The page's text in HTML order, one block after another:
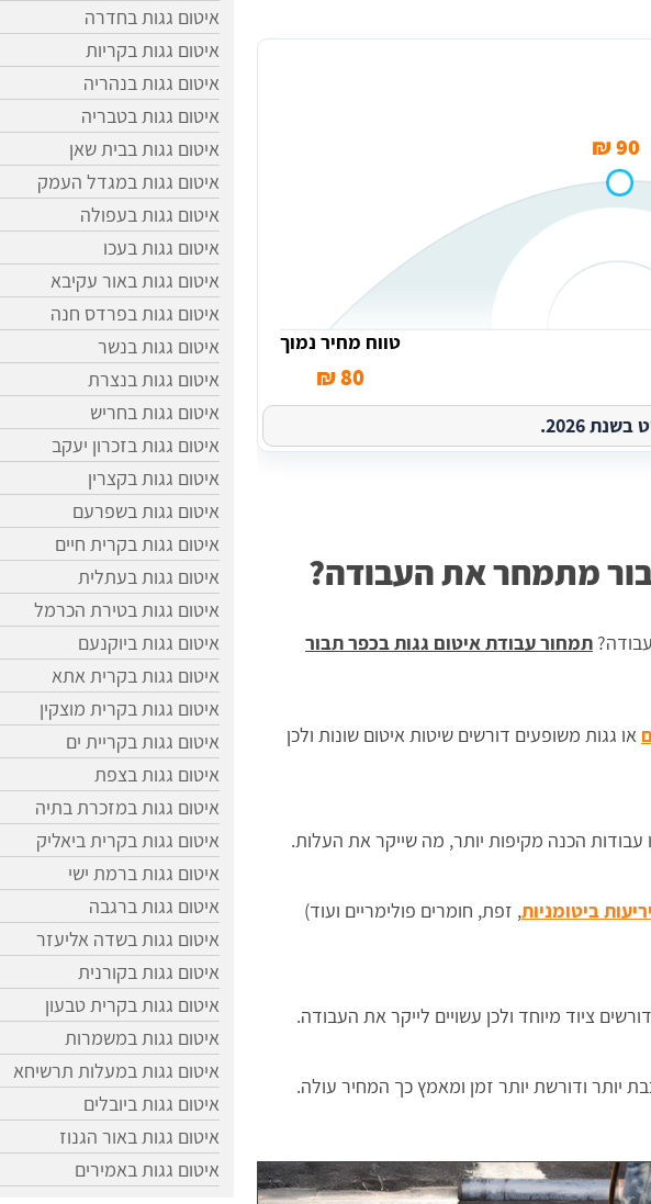
90 ₪
טווח מחיר נמוך
80 ₪
2026.
מתמחר את העבודה?
תמחור עבודת איטום גגות בכפר תבור
או גגות משופעים דורשים שיטות איטום שונות ולכן
עבודות הכנה מקיפות יותר, מה שייקר את העלות.
יריעות ביטומניות, זפת, חומרים פולימריים ועוד)
ציוד מיוחד ולכן עשויים לייקר את העבודה.
יותר ודורשת יותר זמן ומאמץ כך המחיר עולה.
איטום גגות בחדרה
איטום גגות בקריות
איטום גגות בנהריה
איטום גגות בטבריה
איטום גגות בבית שאן
איטום גגות במגדל העמק
איטום גגות בעפולה
איטום גגות בעכו
איטום גגות באור עקיבא
איטום גגות בפרדס חנה
איטום גגות בנשר
איטום גגות בנצרת
איטום גגות בחריש
איטום גגות בזכרון יעקב
איטום גגות בקצרין
איטום גגות בשפרעם
איטום גגות בקרית חיים
איטום גגות בעתלית
איטום גגות בטירת הכרמל
איטום גגות ביוקנעם
איטום גגות בקרית אתא
איטום גגות בקרית מוצקין
איטום גגות בקריית ים
איטום גגות בצפת
איטום גגות במזכרת בתיה
איטום גגות בקרית ביאליק
איטום גגות ברמת ישי
איטום גגות ברגבה
איטום גגות בשדה אליעזר
איטום גגות בקורנית
איטום גגות בקרית טבעון
איטום גגות במשמרות
איטום גגות במעלות תרשיחא
איטום גגות ביובלים
איטום גגות באור הגנוז
איטום גגות באמירים